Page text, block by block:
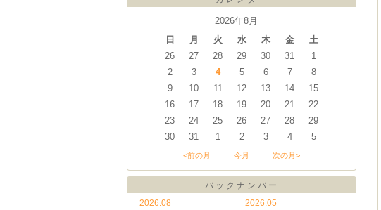
2026年8月
日
月 火 水 木 金
土
26
27 28 29 30 31
1
2
3 4 5 6 7
8
9
10 11 12 13 14
15
16
17 18 19 20 21
22
23
24 25 26 27 28
29
30
31 1 2 3 4 5
<前の月 今月 次の月>
バックナンバー
2026.08
2026.05